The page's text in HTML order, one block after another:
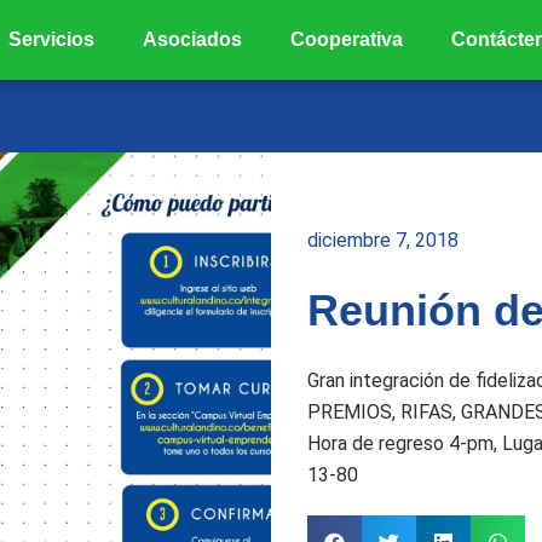
Servicios Asociados Cooperativa
diciembre 7, 2018
Reunión
Gran integración de
PREMIOS, RIFAS,
Hora de regreso 4-pm,
13-80